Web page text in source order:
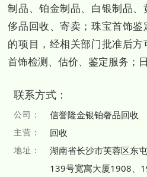
制品、铂金制品、白银制品
侈品回收、寄卖；珠宝首饰
的项目，经相关部门批准后
首饰检测、估价、鉴定服务；
联系方式：
公司： 信誉隆金银铂奢品回收
主营： 回收
地址：
湖南省长沙市芙蓉区东
139号宽寓大厦1908、